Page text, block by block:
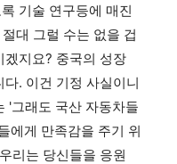
기술 연구등에 매진
대 그럴 수는 없을 겁
겠지요? 중국의 성장
. 이건 기정 사실이니
'그래도 국산 자동차들
에게 만족감을 주기 위
리는 당신들을 응원